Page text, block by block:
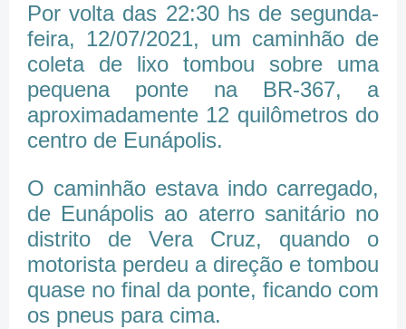
Por volta das 22:30 hs de segunda-
feira, 12/07/2021, um caminhão de
coleta de lixo tombou sobre uma
pequena ponte na BR-367, a
aproximadamente 12 quilômetros do
centro de Eunápolis.
O caminhão estava indo carregado,
de Eunápolis ao aterro sanitário no
distrito de Vera Cruz, quando o
motorista perdeu a direção e tombou
quase no final da ponte, ficando com
os pneus para cima.